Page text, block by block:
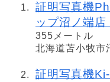
証明写真機
ップ沼ノ端
355メートル
北海道苫小牧市
証明写真機